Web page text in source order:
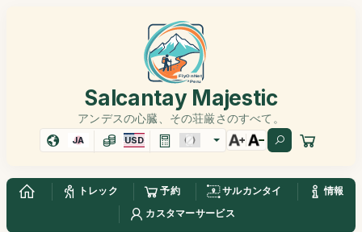
Salcantay Majestic
アンデスの心臓、その荘厳さのすべて。
JA USD
トレック 予約 サルカンタイ
情報
カスタマーサービス